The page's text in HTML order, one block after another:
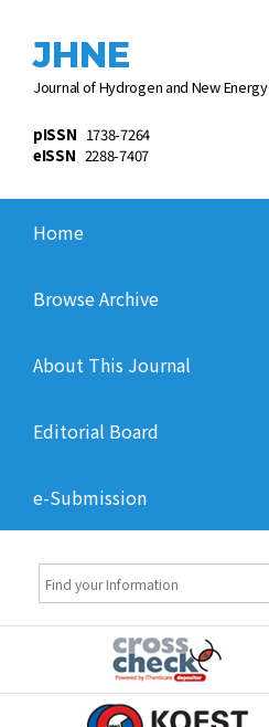
JHNE
Journal of Hydrogen and New Energy
pISSN 1738-7264
eISSN 2288-7407
Home
Browse Archive
About This Journal
Editorial Board
e-Submission